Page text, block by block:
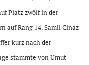
Platz zwölf in der
auf Rang 14. Samil Cinaz
kurz nach der
stammte von Umut